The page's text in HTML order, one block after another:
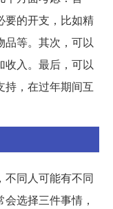
要的开支，比如精
品等。其次，可以
收入。最后，可以
持，在过年期间互
不同人可能有不同
选择三件事情，